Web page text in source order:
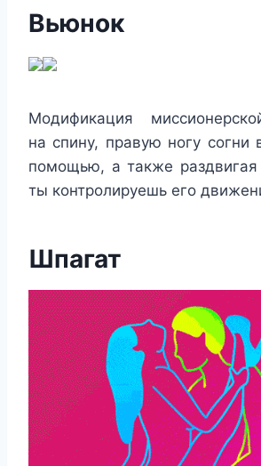
Вьюнок
Модификация
на спину, правую ногу согни
помощью, а также раздвигая
ты контролируешь его
Шпагат